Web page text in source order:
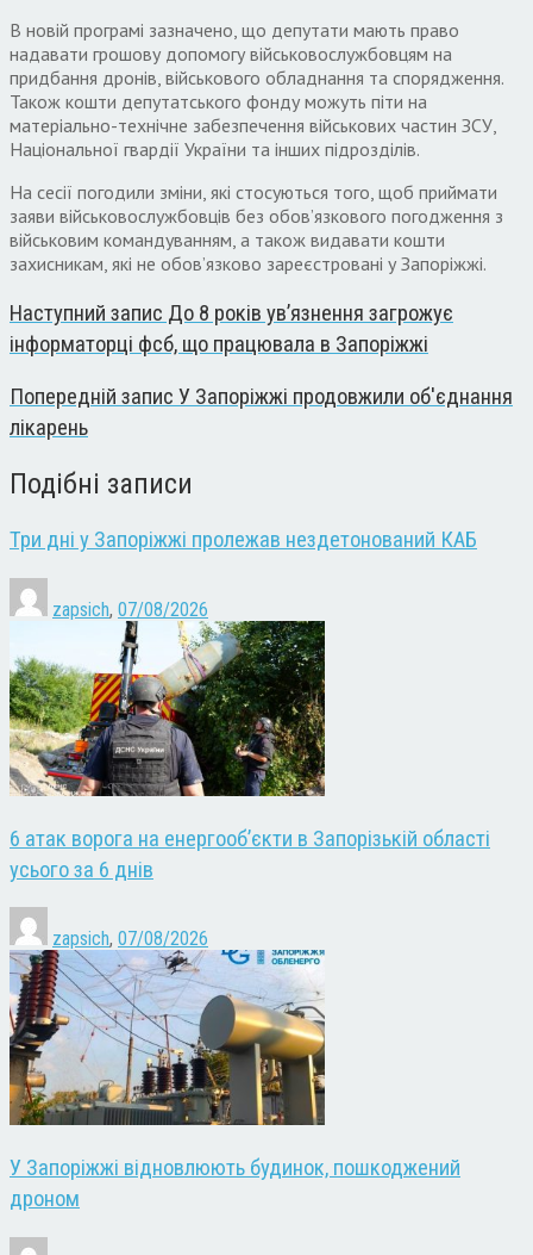
В новій програмі зазначено, що депутати мають право
надавати грошову допомогу військовослужбовцям на
придбання дронів, військового обладнання та спорядження.
Також кошти депутатського фонду можуть піти на
матеріально-технічне забезпечення військових частин ЗСУ,
Національної гвардії України та інших підрозділів.
На сесії погодили зміни, які стосуються того, щоб приймати
заяви військовослужбовців без обов’язкового погодження з
військовим командуванням, а також видавати кошти
захисникам, які не обов’язково зареєстровані у Запоріжжі.
Наступний запис До 8 років ув’язнення загрожує
інформаторці фсб, що працювала в Запоріжжі
Попередній запис У Запоріжжі продовжили об'єднання
лікарень
Подібні записи
Три дні у Запоріжжі пролежав нездетонований КАБ
zapsich, 07/08/2026
6 атак ворога на енергооб’єкти в Запорізькій області
усього за 6 днів
zapsich, 07/08/2026
У Запоріжжі відновлюють будинок, пошкоджений
дроном